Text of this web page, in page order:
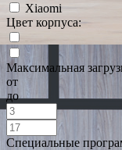
Xiaomi
Цвет корпуса:
Максимальная
от
до
Специальные